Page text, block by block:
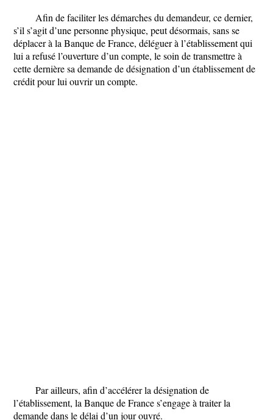
Afin de faciliter les démarches du demandeur, ce dernier,
s’il s’agit d’une personne physique, peut désormais, sans se
déplacer à la Banque de France, déléguer à l’établissement qui
lui a refusé l’ouverture d’un compte, le soin de transmettre à
cette dernière sa demande de désignation d’un établissement de
crédit pour lui ouvrir un compte.
Par ailleurs, afin d’accélérer la désignation de
l’établissement, la Banque de France s’engage à traiter la
demande dans le délai d’un jour ouvré.